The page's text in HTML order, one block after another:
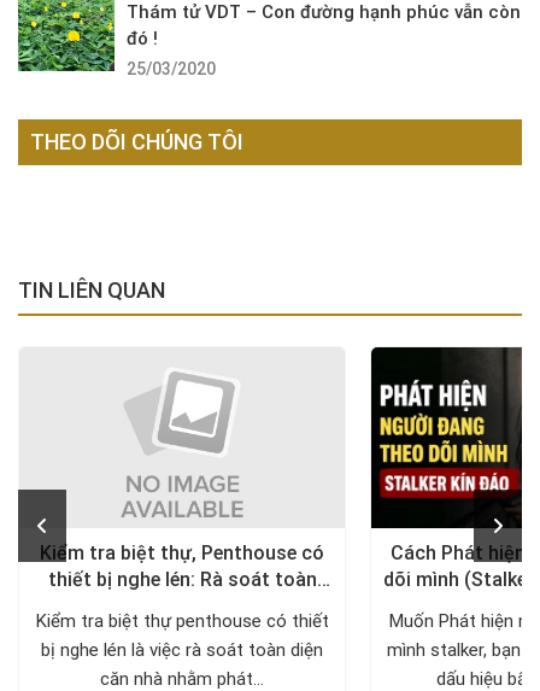
Thám tử VDT – Con đường hạnh phúc vẫn còn
đó !
25/03/2020
THEO DÕI CHÚNG TÔI
TIN LIÊN QUAN
Kiểm tra biệt thự, Penthouse có
thiết bị nghe lén: Rà soát toàn
diện, trả lại không gian riêng tư
Kiểm tra biệt thự penthouse có thiết
bị nghe lén là việc rà soát toàn diện
căn nhà nhằm phát...
Cách Phát hiện
dõi mình
Muốn Phát hiện
mình stalker, bạn
dấu hiệu bất